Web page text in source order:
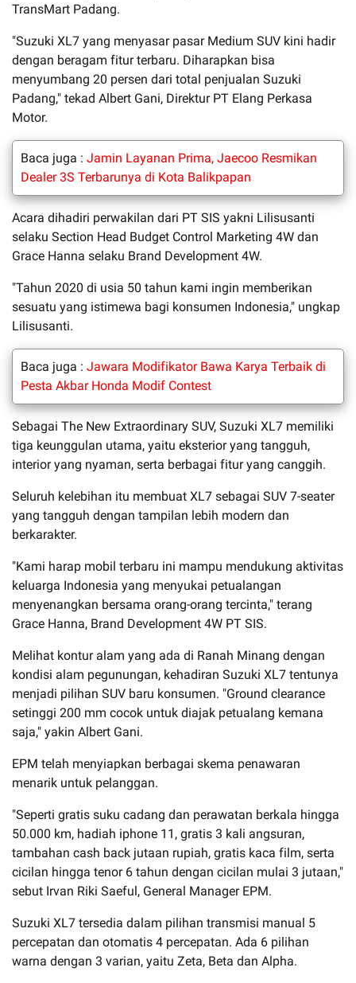
TransMart Padang.
"Suzuki XL7 yang menyasar pasar Medium SUV kini hadir
dengan beragam fitur terbaru. Diharapkan bisa
menyumbang 20 persen dari total penjualan Suzuki
Padang," tekad Albert Gani, Direktur PT Elang Perkasa
Motor.
Baca juga : Jamin Layanan Prima, Jaecoo Resmikan
Dealer 3S Terbarunya di Kota Balikpapan
Acara dihadiri perwakilan dari PT SIS yakni Lilisusanti
selaku Section Head Budget Control Marketing 4W dan
Grace Hanna selaku Brand Development 4W.
"Tahun 2020 di usia 50 tahun kami ingin memberikan
sesuatu yang istimewa bagi konsumen Indonesia," ungkap
Lilisusanti.
Baca juga : Jawara Modifikator Bawa Karya Terbaik di
Pesta Akbar Honda Modif Contest
Sebagai The New Extraordinary SUV, Suzuki XL7 memiliki
tiga keunggulan utama, yaitu eksterior yang tangguh,
interior yang nyaman, serta berbagai fitur yang canggih.
Seluruh kelebihan itu membuat XL7 sebagai SUV 7-seater
yang tangguh dengan tampilan lebih modern dan
berkarakter.
"Kami harap mobil terbaru ini mampu mendukung aktivitas
keluarga Indonesia yang menyukai petualangan
menyenangkan bersama orang-orang tercinta," terang
Grace Hanna, Brand Development 4W PT SIS.
Melihat kontur alam yang ada di Ranah Minang dengan
kondisi alam pegunungan, kehadiran Suzuki XL7 tentunya
menjadi pilihan SUV baru konsumen. "Ground clearance
setinggi 200 mm cocok untuk diajak petualang kemana
saja," yakin Albert Gani.
EPM telah menyiapkan berbagai skema penawaran
menarik untuk pelanggan.
"Seperti gratis suku cadang dan perawatan berkala hingga
50.000 km, hadiah iphone 11, gratis 3 kali angsuran,
tambahan cash back jutaan rupiah, gratis kaca film, serta
cicilan hingga tenor 6 tahun dengan cicilan mulai 3 jutaan,"
sebut Irvan Riki Saeful, General Manager EPM.
Suzuki XL7 tersedia dalam pilihan transmisi manual 5
percepatan dan otomatis 4 percepatan. Ada 6 pilihan
warna dengan 3 varian, yaitu Zeta, Beta dan Alpha.